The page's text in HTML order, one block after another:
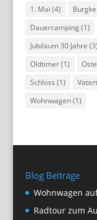
1. Mai (4)
Dauercamping(1)
Jubiläum 30 Jahre (3)
Oldtimer(1)
Schloss (1)
Wohnwagen(1)
Blog Beiträge
Wohnwagen
Radtour zum